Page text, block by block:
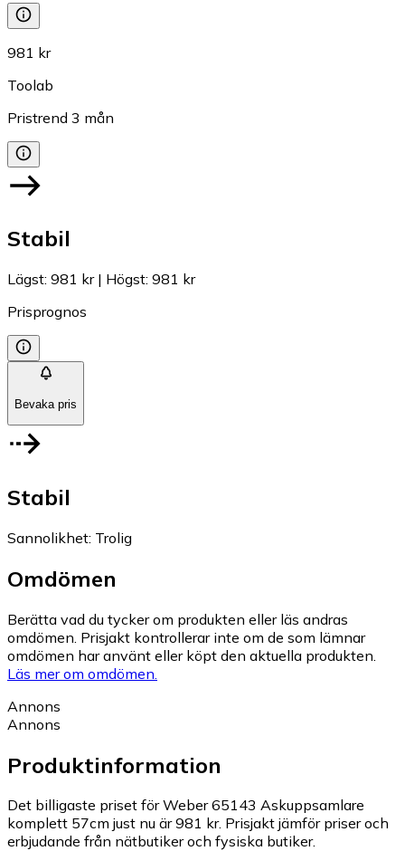
981 kr
Toolab
Pristrend 3 mån
Stabil
Lägst: 981 kr| Högst: 981 kr
Prisprognos
Bevaka pris
Stabil
Sannolikhet: Trolig
Omdömen
Berätta vad du tycker om produkten eller läs andras
omdömen. Prisjakt kontrollerar inte om de som lämnar
omdömen har använt eller köpt den aktuella produkten.
Läs mer om omdömen.
Annons
Annons
Produktinformation
Det billigaste priset för Weber 65143 Askuppsamlare
komplett 57cm just nu är 981 kr. Prisjakt jämför priser och
erbjudande från nätbutiker och fysiska butiker.